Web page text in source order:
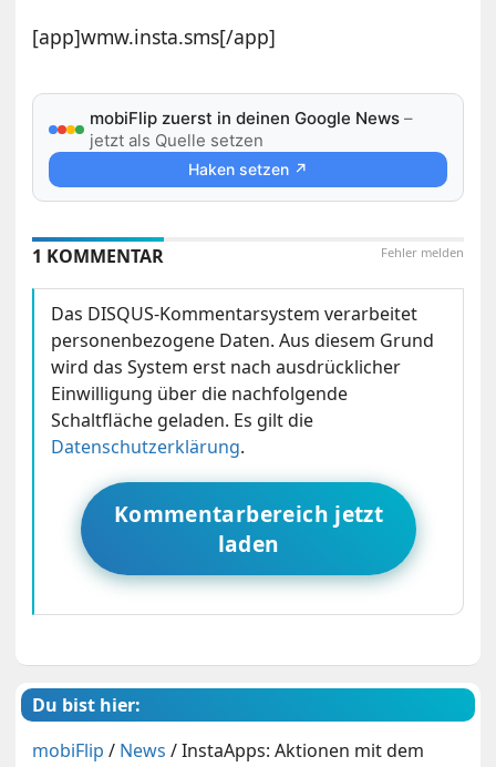
[app]wmw.insta.sms[/app]
mobiFlip zuerst in deinen Google News –
jetzt als Quelle setzen
Haken setzen ↗
Fehler melden
1 KOMMENTAR
Das DISQUS-Kommentarsystem verarbeitet
personenbezogene Daten. Aus diesem Grund
wird das System erst nach ausdrücklicher
Einwilligung über die nachfolgende
Schaltfläche geladen. Es gilt die
Datenschutzerklärung.
Kommentarbereich jetzt
laden
Du bist hier:
mobiFlip / News /InstaApps: Aktionen mit dem